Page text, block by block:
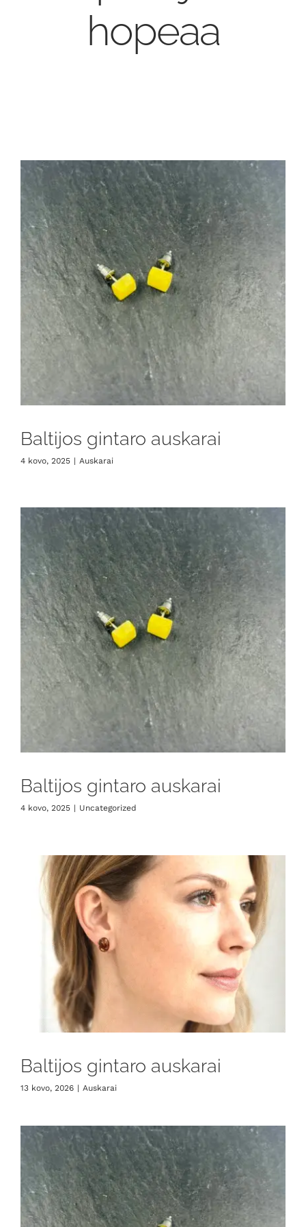
hopeaa
Baltijos gintaro auskarai
4 kovo, 2025 | Auskarai
Baltijos gintaro auskarai
4 kovo, 2025 | Uncategorized
Baltijos gintaro auskarai
13 kovo, 2026 | Auskarai